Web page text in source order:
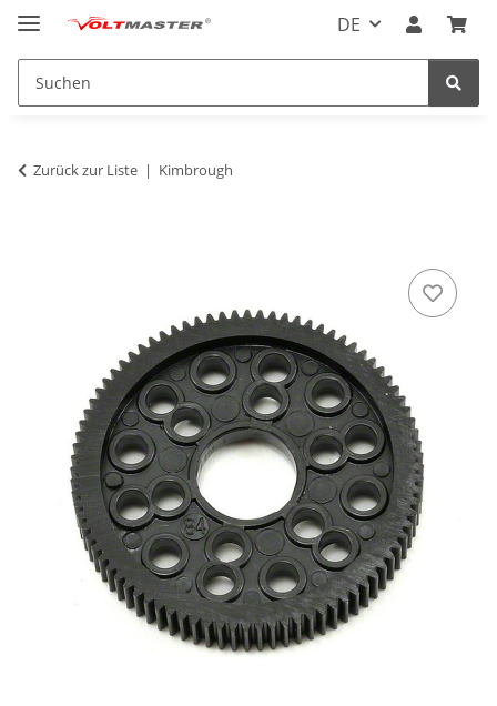
DE
Zurück zur Liste Kimbrough